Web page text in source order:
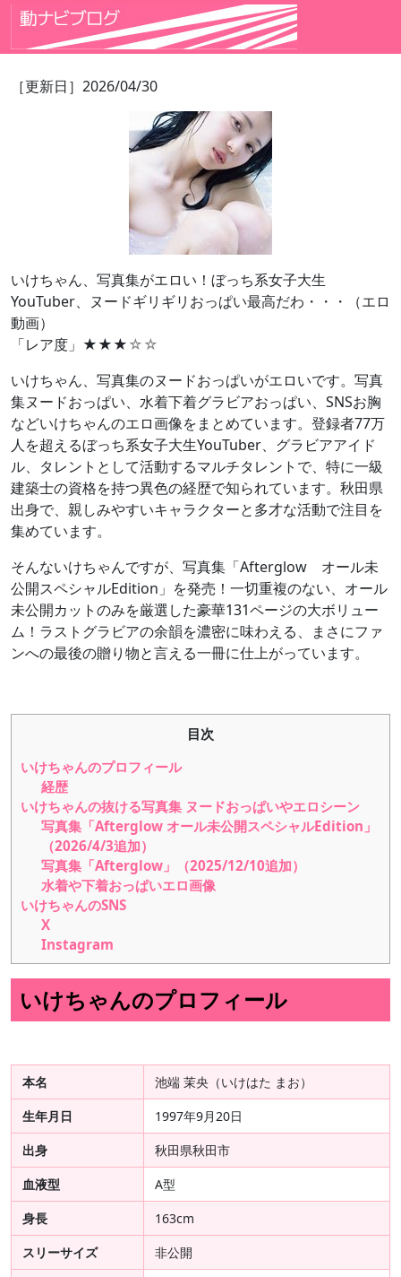
［更新日］2026/04/30
いけちゃん、写真集がエロい！ぼっち系女子大生
YouTuber、ヌードギリギリおっぱい最高だわ・・・（エロ
動画）
「レア度」★★★☆☆
いけちゃん、写真集のヌードおっぱいがエロいです。写真
集ヌードおっぱい、水着下着グラビアおっぱい、SNSお胸
などいけちゃんのエロ画像をまとめています。登録者77万
人を超えるぼっち系女子大生YouTuber、グラビアアイド
ル、タレントとして活動するマルチタレントで、特に一級
建築士の資格を持つ異色の経歴で知られています。秋田県
出身で、親しみやすいキャラクターと多才な活動で注目を
集めています。
そんないけちゃんですが、写真集「Afterglow オール未
公開スペシャルEdition」を発売！一切重複のない、オール
未公開カットのみを厳選した豪華131ページの大ボリュー
ム！ラストグラビアの余韻を濃密に味わえる、まさにファ
ンへの最後の贈り物と言える一冊に仕上がっています。
目次
いけちゃんのプロフィール
経歴
いけちゃんの抜ける写真集 ヌードおっぱいやエロシーン
写真集「Afterglow オール未公開スペシャルEdition」
（2026/4/3追加）
写真集「Afterglow」（2025/12/10追加）
水着や下着おっぱいエロ画像
いけちゃんのSNS
X
Instagram
いけちゃんのプロフィール
本名
池端 茉央（いけはた まお）
生年月日
1997年9月20日
出身
秋田県秋田市
血液型
A型
身長
163cm
スリーサイズ
非公開